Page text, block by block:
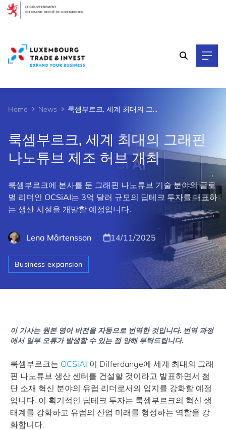
Home News 룩셈부르크, 세계 최대의 그래핀 나노튜브 제조 허브 개최
룩셈부르크, 세계 최대의 그래핀
나노튜브 제조 허브 개최
룩셈부르크에 본사를 둔 그래핀 나노튜브 기술 분야의 글로
벌 리더인 OCSiAI는 3억 달러 규모의 딥테크 투자를 대표하
는 생산 시설을 개발할 예정입니다.
Lena Mårtensson 14/11/2025
Business expansion
이 기사는 원본 영어 버전을 자동으로 번역한 것입니다. 번역 과정
에서 일부 오류가 발생할 수 있는 점 양해 부탁드립니다.
룩셈부르크는 OCSiAl 이 Differdange에 세계 최대의 그래
핀 나노튜브 생산 센터를 건설할 것이라고 발표하면서 첨
단 소재 혁신 분야의 유럽 리더로서의 입지를 강화할 예정
입니다. 이 획기적인 딥테크 투자는 룩셈부르크의 혁신 생
태계를 강화하고 유럽의 산업 미래를 형성하는 역할을 강
화합니다.
Cookies management panel